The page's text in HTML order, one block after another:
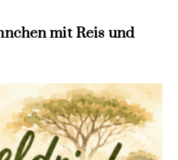
mit Reis und